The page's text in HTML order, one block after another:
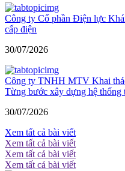
Công ty Cổ phần Điện lực
cấp điện
30/07/2026
Công ty TNHH MTV Khai
Từng bước xây dựng hệ thống
30/07/2026
Xem tất cả bài viết
Xem tất cả bài viết
Xem tất cả bài viết
Xem tất cả bài viết